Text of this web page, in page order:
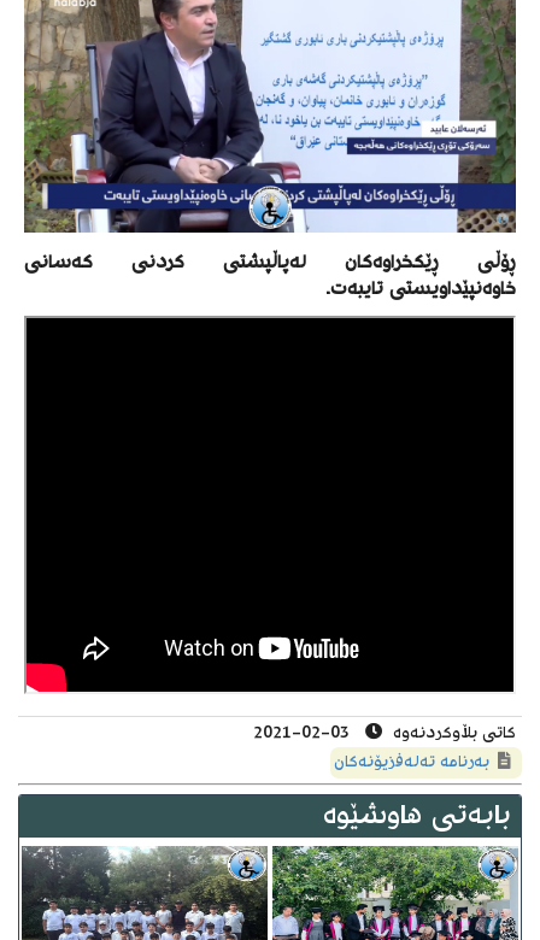
ڕۆڵی ڕێکخراوەکان لەپاڵپشتی کردنی کەسانی
خاوەنپێداویستی تایبەت.
کاتى بڵاوکردنەوە
به‌رنامه‌ ته‌له‌فزیۆنه‌كان
بابەتى هاوشێوە